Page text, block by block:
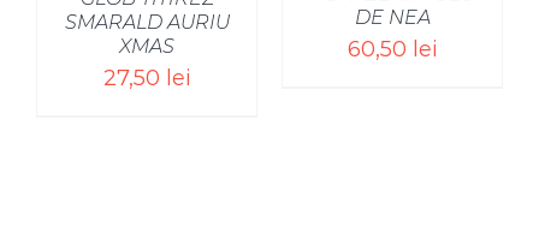
SMARALD AURIU
XMAS
27,50 lei
DE NEA
60,50 lei